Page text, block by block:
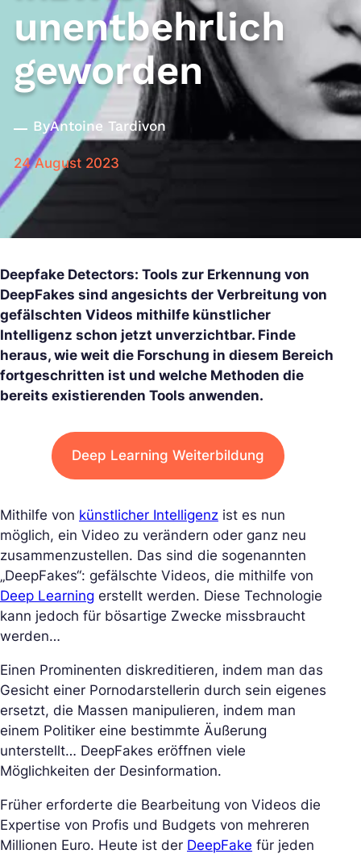
unentbehrlich
geworden
ByAntoine Tardivon
24 August 2023
Deepfake Detectors: Tools zur Erkennung von
DeepFakes sind angesichts der Verbreitung von
gefälschten Videos mithilfe künstlicher
Intelligenz schon jetzt unverzichtbar. Finde
heraus, wie weit die Forschung in diesem Bereich
fortgeschritten ist und welche Methoden die
bereits existierenden Tools anwenden.
Deep Learning Weiterbildung
Mithilfe von künstlicher Intelligenz ist es nun
möglich, ein Video zu verändern oder ganz neu
zusammenzustellen. Das sind die sogenannten
„DeepFakes“: gefälschte Videos, die mithilfe von
Deep Learning erstellt werden. Diese Technologie
kann jedoch für bösartige Zwecke missbraucht
werden…
Einen Prominenten diskreditieren, indem man das
Gesicht einer Pornodarstellerin durch sein eigenes
ersetzt, die Massen manipulieren, indem man
einem Politiker eine bestimmte Äußerung
unterstellt… DeepFakes eröffnen viele
Möglichkeiten der Desinformation.
Früher erforderte die Bearbeitung von Videos die
Expertise von Profis und Budgets von mehreren
Millionen Euro. Heute ist der DeepFake für jeden